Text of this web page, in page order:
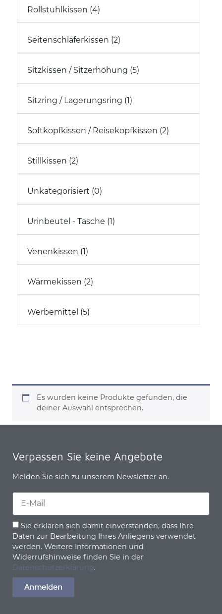
Rollstuhlkissen (4)
Seitenschläferkissen (2)
Sitzkissen / Sitzerhöhung (5)
Sitzring / Lagerungsring (1)
Softkopfkissen / Reisekopfkissen (2)
Stillkissen (2)
Unkategorisiert (0)
Urinbeutel - Tasche (1)
Venenkissen (1)
Wärmekissen (2)
Werbemittel (5)
Es wurden keine Produkte gefunden, die
deiner Auswahl entsprechen.
Verpassen Sie keine Angebote
Melden Sie sich zu unserem Newsletter an.
Sie erklären sich damit einverstanden, dass Ihre
Daten zur Bearbeitung Ihres Anliegens verwendet
werden. Weitere Informationen und
Widerrufshinweise finden Sie in der
Datenschutzerklärung.
Anmelden